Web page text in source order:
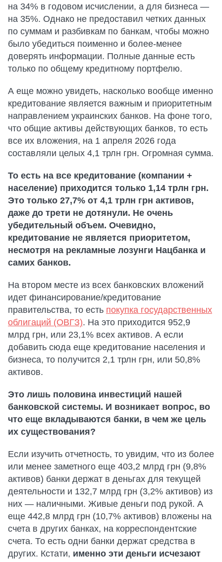
на 34% в годовом исчислении, а для бизнеса —
на 35%. Однако не предоставил четких данных
по суммам и разбивкам по банкам, чтобы можно
было убедиться поименно и более-менее
доверять информации. Полные данные есть
только по общему кредитному портфелю.
А еще можно увидеть, насколько вообще именно
кредитование является важным и приоритетным
направлением украинских банков. На фоне того,
что общие активы действующих банков, то есть
все их вложения, на 1 апреля 2026 года
составляли целых 4,1 трлн грн. Огромная сумма.
То есть на все кредитование (компании +
население) приходится только 1,14 трлн грн.
Это только 27,7% от 4,1 трлн грн активов,
даже до трети не дотянули. Не очень
убедительный объем. Очевидно,
кредитование не является приоритетом,
несмотря на рекламные лозунги Нацбанка и
самих банков.
На втором месте из всех банковских вложений
идет финансирование/кредитование
правительства, то есть покупка государственных
облигаций (ОВГЗ). На это приходится 952,9
млрд грн, или 23,1% всех активов. А если
добавить сюда еще кредитование населения и
бизнеса, то получится 2,1 трлн грн, или 50,8%
активов.
Это лишь половина инвестиций нашей
банковской системы. И возникает вопрос, во
что еще вкладываются банки, в чем же цель
их существования?
Если изучить отчетность, то увидим, что из более
или менее заметного еще 403,2 млрд грн (9,8%
активов) банки держат в деньгах для текущей
деятельности и 132,7 млрд грн (3,2% активов) из
них — наличными. Живые деньги под рукой. А
еще 442,8 млрд грн (10,7% активов) вложены на
счета в других банках, на корреспондентские
счета. То есть одни банки держат средства в
других. Кстати, именно эти деньги исчезают